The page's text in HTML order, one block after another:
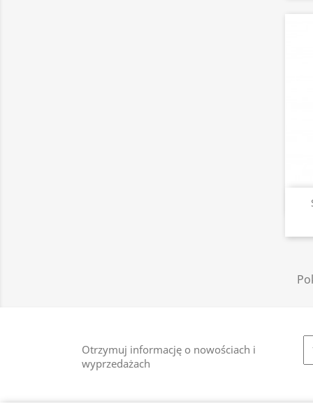
Otrzymuj informację o nowościach i
wyprzedażach